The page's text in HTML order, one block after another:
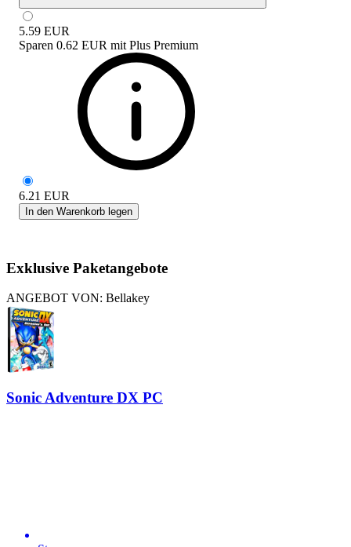
5.59 EUR
Sparen 0.62 EUR mit Plus Premium
6.21 EUR
In den Warenkorb legen
Exklusive Paketangebote
ANGEBOT VON: Bellakey
Sonic Adventure DX PC